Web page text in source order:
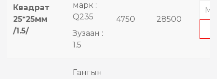
Квадрат
25*25мм
/1.5/
марк :
Q235
Зузаан :
1.5
4750 28500
Гангын